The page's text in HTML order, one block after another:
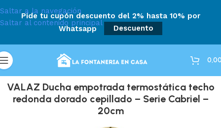
Saltar a la navegación
Saltar al contenido principal
Pide tu cupón descuento del 2% hasta 10% por
Whatsapp
Descuento
VALAZ Ducha empotrada termostática techo
redonda dorado cepillado – Serie Cabriel –
20cm